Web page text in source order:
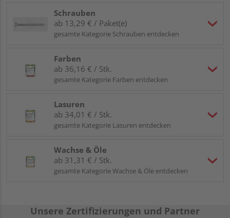
Schrauben
ab 13,29 € / Paket(e)
gesamte Kategorie Schrauben entdecken
Farben
ab 36,16 € / Stk.
gesamte Kategorie Farben entdecken
Lasuren
ab 34,01 € / Stk.
gesamte Kategorie Lasuren entdecken
Wachse & Öle
ab 31,31 € / Stk.
gesamte Kategorie Wachse & Öle entdecken
Unsere Zertifizierungen und Partner